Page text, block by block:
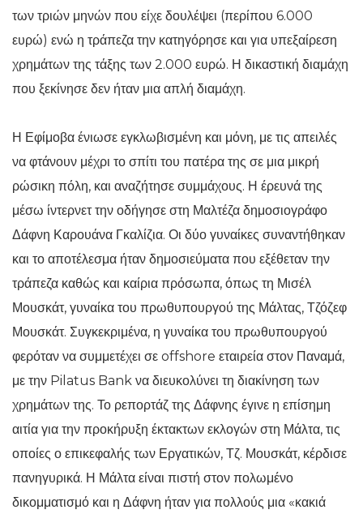
των τριών μηνών που είχε δουλέψει (περίπου 6.000
ευρώ) ενώ η τράπεζα την κατηγόρησε και για υπεξαίρεση
χρημάτων της τάξης των 2.000 ευρώ. Η δικαστική διαμάχη
που ξεκίνησε δεν ήταν μια απλή διαμάχη.
Η Εφίμοβα ένιωσε εγκλωβισμένη και μόνη, με τις απειλές
να φτάνουν μέχρι το σπίτι του πατέρα της σε μια μικρή
ρώσικη πόλη, και αναζήτησε συμμάχους. Η έρευνά της
μέσω ίντερνετ την οδήγησε στη Μαλτέζα δημοσιογράφο
Δάφνη Καρουάνα Γκαλίζια. Οι δύο γυναίκες συναντήθηκαν
και το αποτέλεσμα ήταν δημοσιεύματα που εξέθεταν την
τράπεζα καθώς και καίρια πρόσωπα, όπως τη Μισέλ
Μουσκάτ, γυναίκα του πρωθυπουργού της Μάλτας, Τζόζεφ
Μουσκάτ. Συγκεκριμένα, η γυναίκα του πρωθυπουργού
φερόταν να συμμετέχει σε offshore εταιρεία στον Παναμά,
με την Pilatus Bank να διευκολύνει τη διακίνηση των
χρημάτων της. Το ρεπορτάζ της Δάφνης έγινε η επίσημη
αιτία για την προκήρυξη έκτακτων εκλογών στη Μάλτα, τις
οποίες ο επικεφαλής των Εργατικών, Τζ. Μουσκάτ, κέρδισε
πανηγυρικά. Η Μάλτα είναι πιστή στον πολωμένο
δικομματισμό και η Δάφνη ήταν για πολλούς μια «κακιά